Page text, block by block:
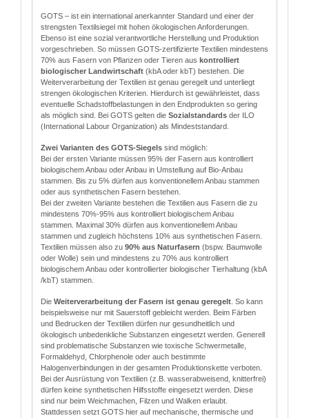
GOTS – ist ein international anerkannter Standard und einer der
strengsten Textilsiegel mit hohen ökologischen Anforderungen.
Ebenso ist eine sozial verantwortliche Herstellung und Produktion
vorgeschrieben. So müssen GOTS-zertifizierte Textilien mindestens
70% aus Fasern von Pflanzen oder Tieren aus kontrolliert
biologischer Landwirtschaft (kbA oder kbT) bestehen. Die
Weiterverarbeitung der Textilien ist genau geregelt und unterliegt
strengen ökologischen Kriterien. Hierdurch ist gewährleistet, dass
eventuelle Schadstoffbelastungen in den Endprodukten so gering
als möglich sind. Bei GOTS gelten die Sozialstandards der ILO
(International Labour Organization) als Mindeststandard.
Zwei Varianten des GOTS-Siegels sind möglich:
Bei der ersten Variante müssen 95% der Fasern aus kontrolliert
biologischem Anbau oder Anbau in Umstellung auf Bio-Anbau
stammen. Bis zu 5% dürfen aus konventionellem Anbau stammen
oder aus synthetischen Fasern bestehen.
Bei der zweiten Variante bestehen die Textilien aus Fasern die zu
mindestens 70%-95% aus kontrolliert biologischem Anbau
stammen. Maximal 30% dürfen aus konventionellem Anbau
stammen und zugleich höchstens 10% aus synthetischen Fasern.
Textilien müssen also zu 90% aus Naturfasern (bspw. Baumwolle
oder Wolle) sein und mindestens zu 70% aus kontrolliert
biologischem Anbau oder kontrollierter biologischer Tierhaltung (kbA
/kbT) stammen.
Die Weiterverarbeitung der Fasern ist genau geregelt . So kann
beispielsweise nur mit Sauerstoff gebleicht werden. Beim Färben
und Bedrucken der Textilien dürfen nur gesundheitlich und
ökologisch unbedenkliche Substanzen eingesetzt werden. Generell
sind problematische Substanzen wie toxische Schwermetalle,
Formaldehyd, Chlorphenole oder auch bestimmte
Halogenverbindungen in der gesamten Produktionskette verboten.
Bei der Ausrüstung von Textilien (z.B. wasserabweisend, knitterfrei)
dürfen keine synthetischen Hilfsstoffe eingesetzt werden. Diese
sind nur beim Weichmachen, Filzen und Walken erlaubt.
Stattdessen setzt GOTS hier auf mechanische, thermische und